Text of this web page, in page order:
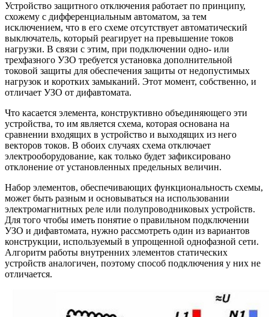
Устройство защитного отключения работает по принципу,
схожему с дифференциальным автоматом, за тем
исключением, что в его схеме отсутствует автоматический
выключатель, который реагирует на превышение токов
нагрузки. В связи с этим, при подключении одно- или
трехфазного УЗО требуется установка дополнительной
токовой защиты для обеспечения защиты от недопустимых
нагрузок и коротких замыканий. Этот момент, собственно, и
отличает УЗО от дифавтомата.
Что касается элемента, конструктивно объединяющего эти
устройства, то им является схема, которая основана на
сравнении входящих в устройство и выходящих из него
векторов токов. В обоих случаях схема отключает
электрооборудование, как только будет зафиксировано
отклонение от установленных предельных величин.
Набор элементов, обеспечивающих функциональность схемы,
может быть разным и основываться на использовании
электромагнитных реле или полупроводниковых устройств.
Для того чтобы иметь понятие о правильном подключении
УЗО и дифавтомата, нужно рассмотреть один из вариантов
конструкции, используемый в упрощенной однофазной сети.
Алгоритм работы внутренних элементов статических
устройств аналогичен, поэтому способ подключения у них не
отличается.